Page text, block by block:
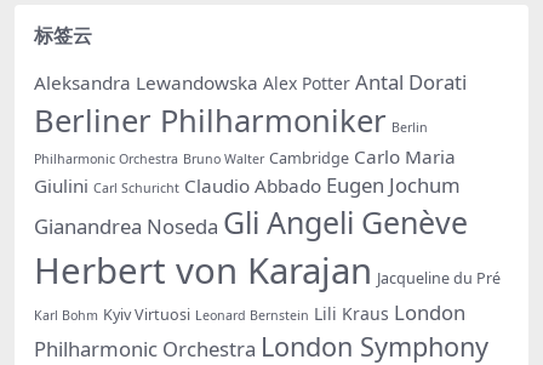
标签云
Aleksandra Lewandowska Alex Potter Antal Dorati
Berliner Philharmoniker Berlin
Philharmonic Orchestra Bruno Walter Cambridge Carlo Maria
Giulini Carl Schuricht Claudio Abbado Eugen Jochum
Gianandrea Noseda Gli Angeli Genève
Herbert von Karajan Jacqueline du Pré
Karl Bohm Kyiv Virtuosi Leonard Bernstein Lili Kraus London
Philharmonic Orchestra London Symphony